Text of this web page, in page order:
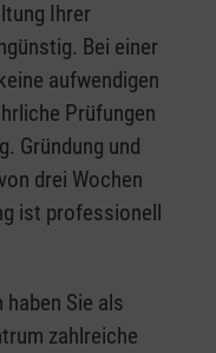
Ihrer
Bei einer
aufwendigen
Prüfungen
Gründung und
drei Wochen
ist professionell
Sie als
zahlreiche